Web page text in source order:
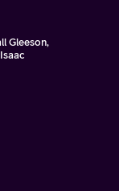
Gleeson,